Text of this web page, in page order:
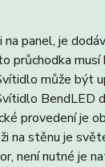
panel, je
průchodka
může být
BendLED
provedení je
na stěnu je
není nutné je